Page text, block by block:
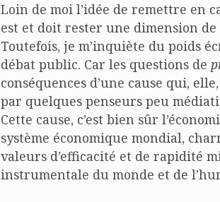
Loin de moi l’idée de remettre en
est et doit rester une dimension de
Toutefois, je m’inquiète du poids
débat public. Car les questions de
conséquences d’une cause qui,
par quelques penseurs peu
Cette cause, c’est bien sûr
système économique mondial,
valeurs d’efficacité et de rapidité
instrumentale du monde et de